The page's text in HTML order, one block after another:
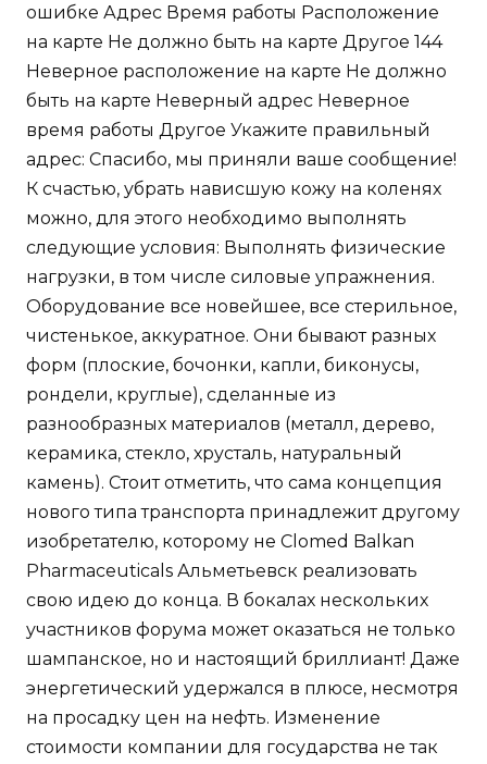
ошибке Адрес Время работы Расположение
на карте Не должно быть на карте Другое 144
Неверное расположение на карте Не должно
быть на карте Неверный адрес Неверное
время работы Другое Укажите правильный
адрес: Спасибо, мы приняли ваше сообщение!
К счастью, убрать нависшую кожу на коленях
можно, для этого необходимо выполнять
следующие условия: Выполнять физические
нагрузки, в том числе силовые упражнения.
Оборудование все новейшее, все стерильное,
чистенькое, аккуратное. Они бывают разных
форм (плоские, бочонки, капли, биконусы,
рондели, круглые), сделанные из
разнообразных материалов (металл, дерево,
керамика, стекло, хрусталь, натуральный
камень). Стоит отметить, что сама концепция
нового типа транспорта принадлежит другому
изобретателю, которому не Clomed Balkan
Pharmaceuticals Альметьевск реализовать
свою идею до конца. В бокалах нескольких
участников форума может оказаться не только
шампанское, но и настоящий бриллиант! Даже
энергетический удержался в плюсе, несмотря
на просадку цен на нефть. Изменение
стоимости компании для государства не так